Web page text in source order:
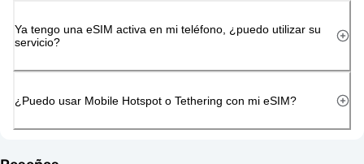
Ya tengo una eSIM activa en mi teléfono, ¿puedo utilizar su
servicio?
¿Puedo usar Mobile Hotspot o Tethering con mi eSIM?